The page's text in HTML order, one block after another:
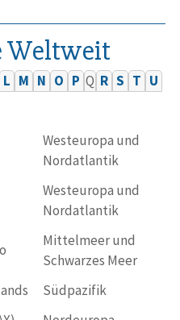
Weltweit
L M N O P Q R S T U
Westeuropa und
Nordatlantik
Westeuropa und
Nordatlantik
Mittelmeer und
Schwarzes Meer
Südpazifik